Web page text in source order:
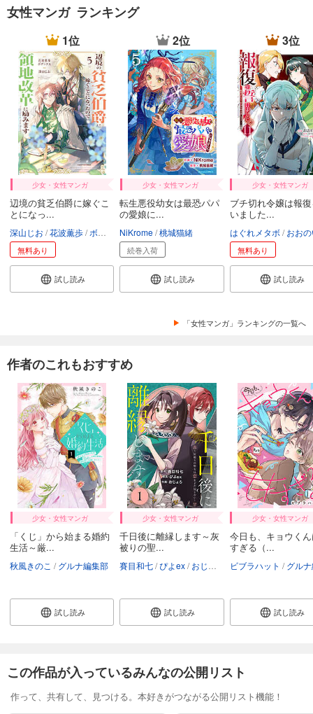
女性マンガ ランキング
1位
少女・女性マンガ
辺境の貧乏伯爵に嫁ぐこ
とになっ...
深山じお 花波薫歩 ボダックス
無料あり
試し読み
2位
少女・女性マンガ
転生悪役幼女は最恐パパ
の愛娘に...
NiKrome 桃城猫緒
続巻入荷
試し読み
3位
少女・女性マンガ
ブチ切れ令嬢は報
いました...
はぐれメタボ おおの
無料あり
試し読み
「女性マンガ」ランキングの一覧へ
作者のこれもおすすめ
少女・女性マンガ
「くじ」から始まる婚約
生活～厳...
秋風きのこ グルナ編集部
試し読み
少女・女性マンガ
千日後に離縁します～灰
被りの聖...
賽目和七 ぴよex おじょろ C-Route Studio グ
試し読み
少女・女性マンガ
今日も、キョウく
すぎる（...
ビブラハット グルナ編
試し読み
この作品が入っているみんなの公開リスト
作って、共有して、見つける。本好きがつながる公開リスト機能！